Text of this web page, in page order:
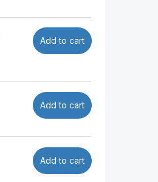
Add to cart
Add to cart
Add to cart